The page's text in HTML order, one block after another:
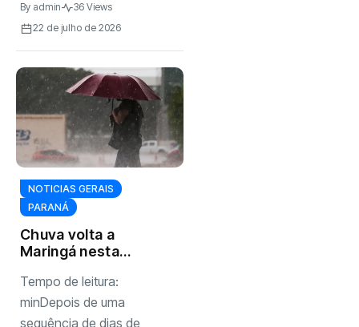
By admin
36 Views
22 de julho de 2026
NOTICIAS GERAIS
PARANÁ
Chuva volta a
Maringá nesta
Simepar prevê até
10,6 mm de
precipitação
Tempo de leitura:
minDepois de uma
sequência de dias de